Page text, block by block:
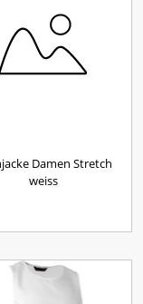
Damen Stretch
weiss